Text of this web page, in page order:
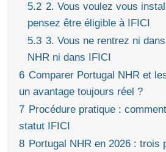
5.2 2. Vous voulez vous
pensez être éligible à IFICI
5.3 3. Vous ne rentrez ni
NHR ni dans IFICI
6 Comparer Portugal NHR et
un avantage toujours réel ?
7 Procédure pratique :
statut IFICI
8 Portugal NHR en 2026 : trois